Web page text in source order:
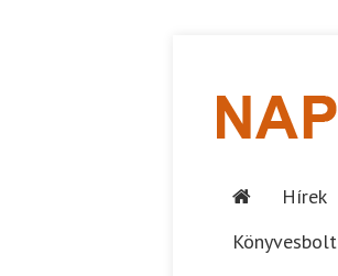
Hírek
Könyvesbolt